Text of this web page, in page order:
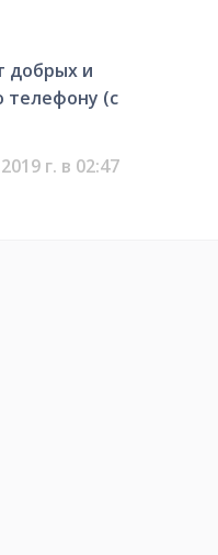
добрых и
телефону (с
г. в 02:47